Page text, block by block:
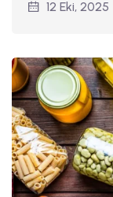
12 Eki, 2025